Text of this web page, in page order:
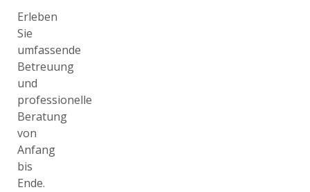
Erleben
Sie
umfassende
Betreuung
und
professionelle
Beratung
von
Anfang
bis
Ende.